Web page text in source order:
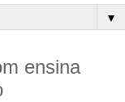
▼
ensina